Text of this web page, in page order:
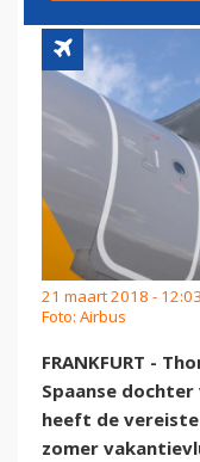
21 maart 2018 -
Foto: Airbus
FRANKFURT -
Spaanse dochter
heeft de
zomer